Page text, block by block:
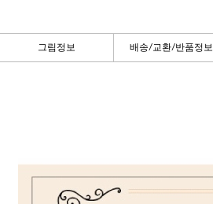
그림정보 배송/교환/반품정보